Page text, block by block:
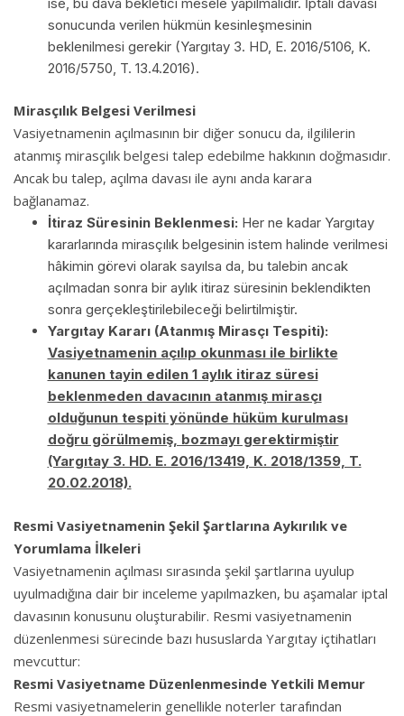
sonucunda verilen hükmün kesinleşmesinin
beklenilmesi gerekir (Yargıtay 3. HD, E. 2016/5106, K.
2016/5750, T. 13.4.2016).
Mirasçılık Belgesi Verilmesi
Vasiyetnamenin açılmasının bir diğer sonucu da, ilgililerin
atanmış mirasçılık belgesi talep edebilme hakkının doğmasıdır.
Ancak bu talep, açılma davası ile aynı anda karara
bağlanamaz.
İtiraz Süresinin Beklenmesi: Her ne kadar Yargıtay
kararlarında mirasçılık belgesinin istem halinde verilmesi
hâkimin görevi olarak sayılsa da, bu talebin ancak
açılmadan sonra bir aylık itiraz süresinin beklendikten
sonra gerçekleştirilebileceği belirtilmiştir.
Yargıtay Kararı (Atanmış Mirasçı Tespiti):
Vasiyetnamenin açılıp okunması ile birlikte
kanunen tayin edilen 1 aylık itiraz süresi
beklenmeden davacının atanmış mirasçı
olduğunun tespiti yönünde hüküm kurulması
doğru görülmemiş, bozmayı gerektirmiştir
(Yargıtay 3. HD. E. 2016/13419, K. 2018/1359, T.
20.02.2018).
Resmi Vasiyetnamenin Şekil Şartlarına Aykırılık ve
Yorumlama İlkeleri
Vasiyetnamenin açılması sırasında şekil şartlarına uyulup
uyulmadığına dair bir inceleme yapılmazken, bu aşamalar iptal
davasının konusunu oluşturabilir. Resmi vasiyetnamenin
düzenlenmesi sürecinde bazı hususlarda Yargıtay içtihatları
mevcuttur:
Resmi Vasiyetname Düzenlenmesinde Yetkili Memur
Resmi vasiyetnamelerin genellikle noterler tarafından